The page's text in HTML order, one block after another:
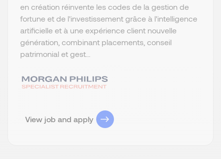
en création réinvente les codes de la gestion de
fortune et de l'investissement grâce à l'intelligence
artificielle et à une expérience client nouvelle
génération, combinant placements, conseil
patrimonial et gest...
View job and apply